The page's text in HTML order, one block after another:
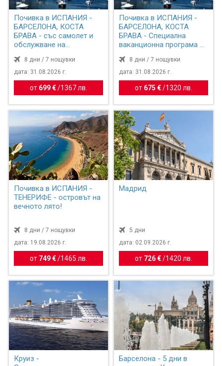
Почивка в ИСПАНИЯ -
БАРСЕЛОНА, КОСТА
БРАВА - със самолет и
обслужване на
8 дни / 7 нощувки
дата: 31.08.2026 г.
от 699 € / 1367 лв.
Почивка в ИСПАНИЯ -
БАРСЕЛОНА, КОСТА
БРАВА - Специална
ваканционна програма за
8 дни / 7 нощувки
дата: 31.08.2026 г.
от 675 €/ 1320 лв.
Почивка в ИСПАНИЯ -
ТЕНЕРИФЕ - островът на
вечното лято!
8 дни / 7 нощувки
дата: 19.08.2026 г.
от 749 € / 1465 лв.
Мадрид
5 дни
дата: 02.09.2026 г.
от 726 €/ 1420 лв.
Круиз -
Барселона - 5 дни в